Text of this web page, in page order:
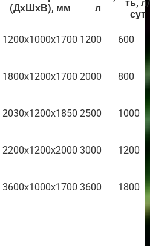
(ДхШхВ), мм
л
ть, л/
сут
1200х1000х1700 1200 600
1800х1200х1700 2000 800
2030х1200х1850 2500 1000
2200х1200х2000 3000 1200
3600х1000х1700 3600 1800